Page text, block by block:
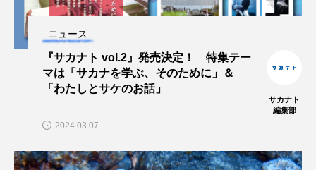
大分県 天然記念物 奈良県
宍道湖自然館ゴビウス 宮古島 寄生
寄生虫 対馬 寿司
屈斜路湖
市立しものせき水族館・海響館 干支 干潟
ニュース
『サカナト vol.2』発売決定！ 特集テー
マは「サカナを学ぶ、そのために」＆
「わたしとサケのお話」
サカナト
編集部
2024.03.07